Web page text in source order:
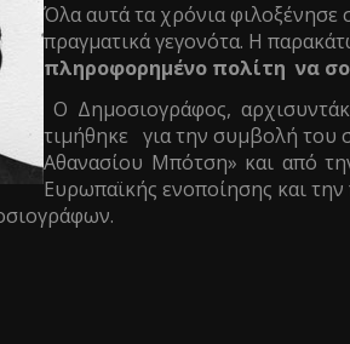
Όλα αυτά τα χρόνια φιλοξένησε
πραγματικά γεγονότα. Η
πληροφορημένο πολίτη να
Ο Δημοσιογράφος,
τιμήθηκε για την συμβολή του
Αθανασίου Μπότση» και από
Ευρωπαϊκής ενοποίησης και